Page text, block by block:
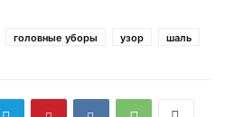
головные уборы узор шаль